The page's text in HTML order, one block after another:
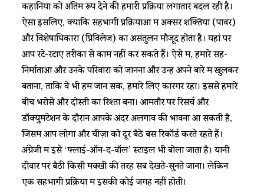
कहानियों को अंतिम रूप देने की हमारी प्रक्रिया लगातार बदल रही है।
ऐसा इसलिए, क्योंकि सहभागी प्रक्रियाओं में अक्सर शक्तियों (पावर)
और विशेषाधिकारों (प्रिविलेज) का असंतुलन मौजूद होता है। यहां पर
आप रटे-रटाए तरीकों से काम नहीं कर सकते हैं। ऐसे में, हमारे सह-
निर्माताओं और उनके परिवारों को जानना और उन्हें अपने बारे में खुलकर
बताना, ताकि वे भी हमें जान सकें, हमारे लिए कारगर रहा। इससे हमारे
बीच भरोसे और दोस्ती का रिश्ता बना। आमतौर पर रिसर्च और
डॉक्युमेंटेशन के दौरान आपके अंदर अलगाव की भावना आ सकती है,
जिसमें आप लोगों और चीज़ों को दूर बैठे बस रिकॉर्ड करते रहते हैं।
अंग्रेजी में इसे ‘फ्लाई-ऑन-द-वॉल’ स्टाइल भी बोला जाता है। यानी
दीवार पर बैठी किसी मक्खी की तरह सब देखते-सुनते जाना। लेकिन
एक सहभागी प्रक्रिया में इसकी कोई जगह नहीं होती।